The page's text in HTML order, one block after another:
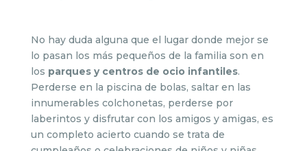
No hay duda alguna que el lugar donde mejor se
lo pasan los más pequeños de la familia son en
los parques y centros de ocio infantiles.
Perderse en la piscina de bolas, saltar en las
innumerables colchonetas, perderse por
laberintos y disfrutar con los amigos y amigas, es
un completo acierto cuando se trata de